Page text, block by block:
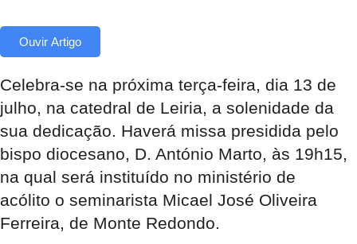
Ouvir Artigo
Celebra-se na próxima terça-feira, dia 13 de
julho, na catedral de Leiria, a solenidade da
sua dedicação. Haverá missa presidida pelo
bispo diocesano, D. António Marto, às 19h15,
na qual será instituído no ministério de
acólito o seminarista Micael José Oliveira
Ferreira, de Monte Redondo.